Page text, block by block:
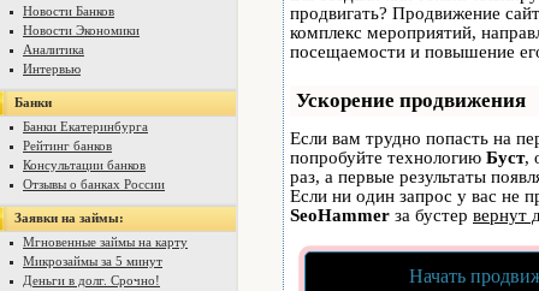
Новости Банков
Новости Экономики
Аналитика
Интервью
Банки
Банки Екатеринбурга
Рейтинг банков
Консультации банков
Отзывы о банках России
Заявки на займы:
Мгновенные займы на карту
Микрозаймы за 5 минут
Деньги в долг. Срочно!
продвигать? Продвижение
комплекс мероприятий,
посещаемости и повышение
Ускорение продвижения
Если вам трудно попасть на
попробуйте технологию Буст,
раз, а первые результаты
Если ни один запрос у вас не
SeoHammer за бустер вернут
Начать